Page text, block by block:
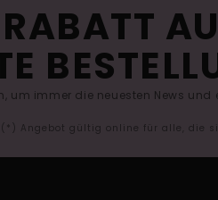
um immer die neuesten News und
(*) Angebot gültig online für alle, die